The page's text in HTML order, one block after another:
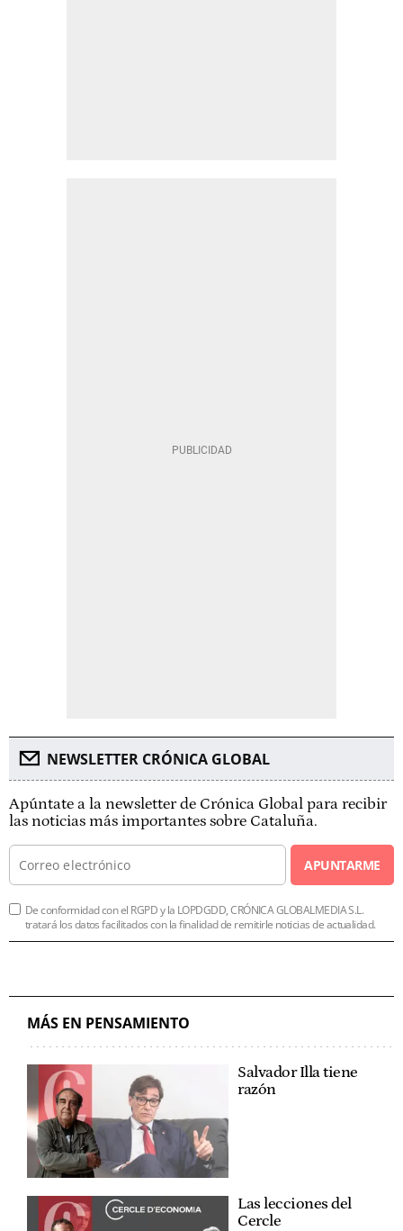
NEWSLETTER CRÓNICA GLOBAL
Apúntate a la newsletter de Crónica Global para recibir
las noticias más importantes sobre Cataluña.
APUNTARME
De conformidad con el RGPD y la LOPDGDD, CRÓNICA GLOBALMEDIA S.L.
tratará los datos facilitados con la finalidad de remitirle noticias de actualidad.
MÁS EN PENSAMIENTO
Salvador Illa tiene
razón
Las lecciones del
Cercle